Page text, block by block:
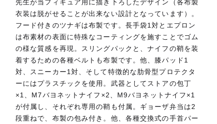
先生が当フィギュア用に描き下ろしたデザイン（各布製
衣装は脱がせることが出来ない設計となっています）。
フード付きのツナギは布製です。長手袋1対とエプロン
は布素材の表面に特殊なコーティングを施すことでゴム
の様な質感を再現。スリングパックと、ナイフの鞘を装
着するための各種ベルトも布製です。他、膝パッド1
対、スニーカー1対、そして特徴的な肋骨型プロテクタ
ーにはプラスチックを使用。武器としてストアの包丁
×1、M7バヨネットナイフ×2、M9バヨネットナイフ×1
が付属し、それぞれ専用の鞘も付属。ギョーザ弁当は2
段重ねで、布製の包み付き。他、各種交換式の手首パー